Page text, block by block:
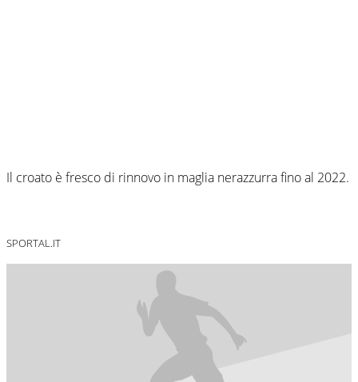
Il croato è fresco di rinnovo in maglia nerazzurra fino al 2022.
SPORTAL.IT